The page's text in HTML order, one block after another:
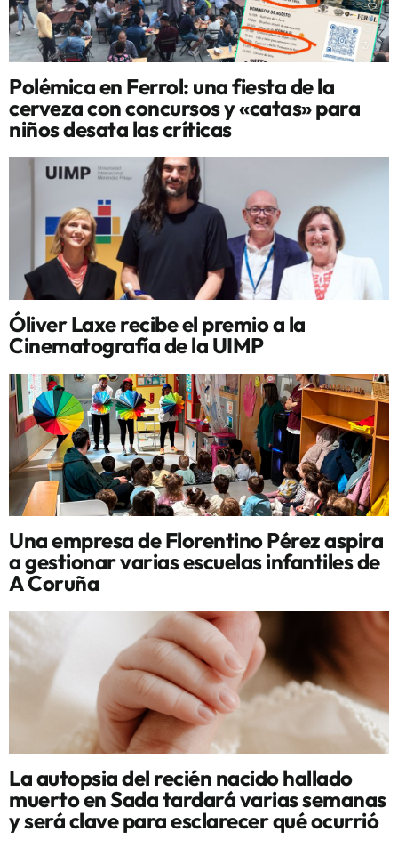
Polémica en Ferrol: una fiesta de la
cerveza con concursos y «catas» para
niños desata las críticas
Óliver Laxe recibe el premio a la
Cinematografía de la UIMP
Una empresa de Florentino Pérez aspira
a gestionar varias escuelas infantiles de
A Coruña
La autopsia del recién nacido hallado
muerto en Sada tardará varias semanas
y será clave para esclarecer qué ocurrió